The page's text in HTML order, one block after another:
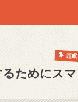
睡眠
ためにスマ